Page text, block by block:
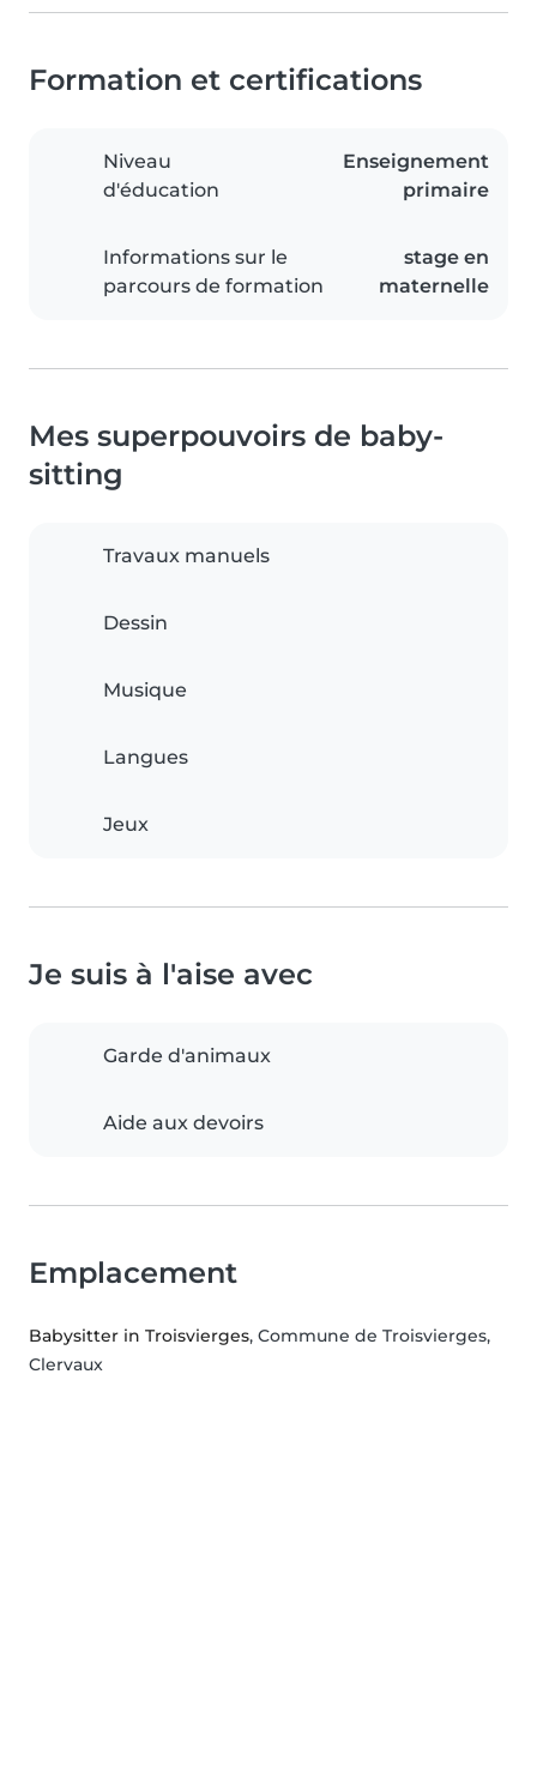
Formation et certifications
Niveau
d'éducation
Enseignement
primaire
Informations sur le
parcours de formation
stage en
maternelle
Mes superpouvoirs de baby-
sitting
Travaux manuels
Dessin
Musique
Langues
Jeux
Je suis à l'aise avec
Garde d'animaux
Aide aux devoirs
Emplacement
Babysitter in Troisvierges, Commune de Troisvierges,
Clervaux